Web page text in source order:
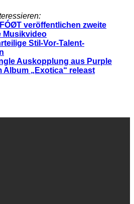
veröffentlichen zweite
Musikvideo
Stil-Vor-Talent-
Auskopplung aus Purple
Album „Exotica“ releast